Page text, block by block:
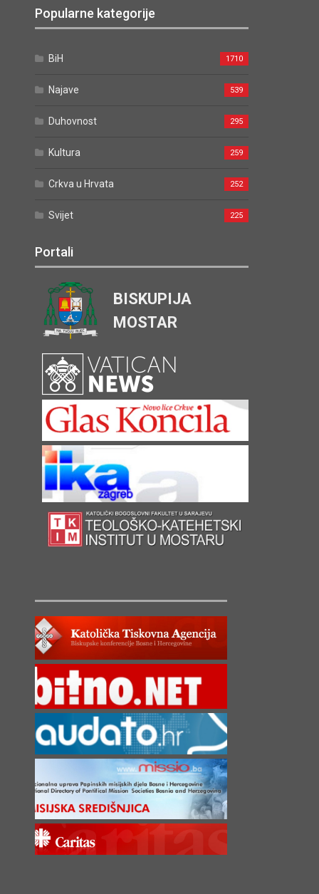
Popularne kategorije
BiH 1710
Najave 539
Duhovnost 295
Kultura 259
Crkva u Hrvata 252
Svijet 225
Portali
BISKUPIJA
MOSTAR